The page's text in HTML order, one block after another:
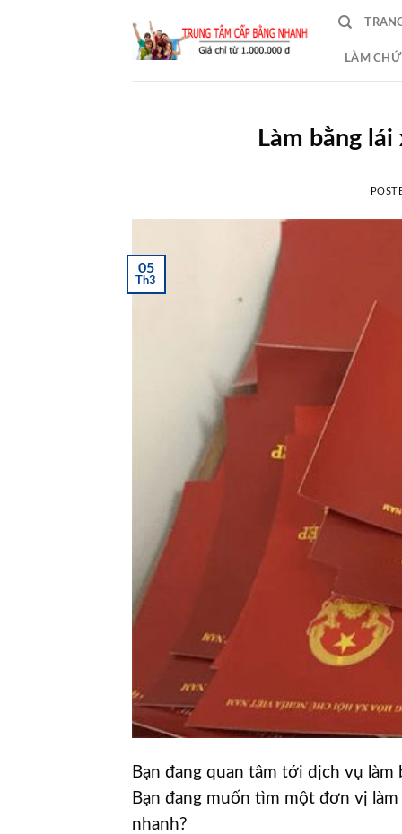
LÀM
Làm bằng
05
Th3
Bạn đang quan tâm tới dịch vụ
Bạn đang muốn tìm một đơn vị
nhanh?